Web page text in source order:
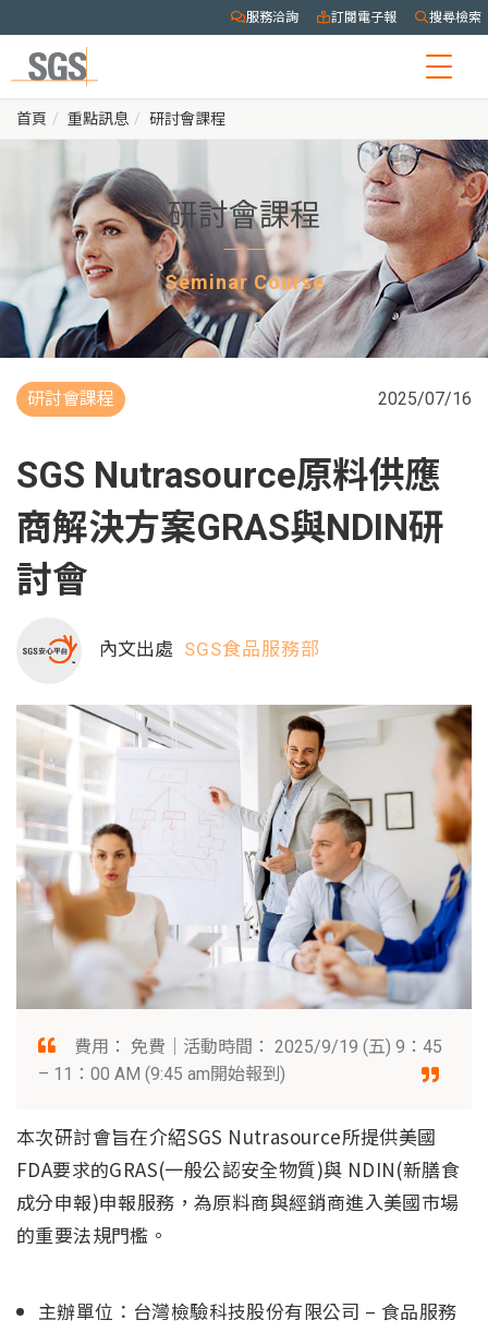
服務洽詢 訂閱電子報 搜尋檢索
首頁 重點訊息 研討會課程
研討會課程
Seminar Course
研討會課程 2025/07/16
SGS Nutrasource原料供應
商解決方案GRAS與NDIN研
討會
內文出處 SGS食品服務部
費用： 免費｜活動時間： 2025/9/19 (五) 9：45
– 11：00 AM (9:45 am開始報到)
本次研討會旨在介紹SGS Nutrasource所提供美國
FDA要求的GRAS(一般公認安全物質)與 NDIN(新膳食
成分申報)申報服務，為原料商與經銷商進入美國市場
的重要法規門檻。
主辦單位：台灣檢驗科技股份有限公司 – 食品服務